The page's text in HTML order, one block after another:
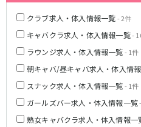
クラブ求人・体入情報一覧- 2件
キャバクラ求人・体入情報一覧-
ラウンジ求人・体入情報一覧- 1件
朝キャバ/昼キャバ求人・体入情
スナック求人・体入情報一覧- 1件
ガールズバー求人・体入情報一覧
熟女キャバクラ求人・体入情報一
沼津駅
掛川
東静岡駅
三
静岡鉄道静岡清水線
新静岡駅
遠州鉄道鉄道線